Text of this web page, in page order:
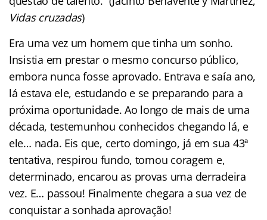
Vidas cruzadas)
Era uma vez um homem que tinha um sonho.
Insistia em prestar o mesmo concurso público,
embora nunca fosse aprovado. Entrava e saía ano,
lá estava ele, estudando e se preparando para a
próxima oportunidade. Ao longo de mais de uma
década, testemunhou conhecidos chegando lá, e
ele… nada. Eis que, certo domingo, já em sua 43ª
tentativa, respirou fundo, tomou coragem e,
determinado, encarou as provas uma derradeira
vez. E… passou! Finalmente chegara a sua vez de
conquistar a sonhada aprovação!